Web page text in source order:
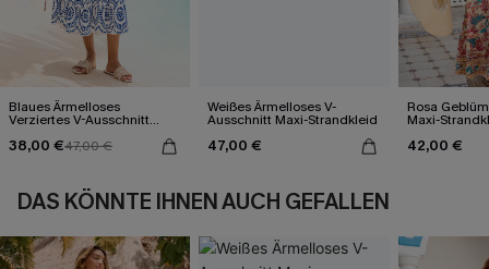
Blaues Ärmelloses
Verziertes V-Ausschnitt
38,00 €47,00 €
Weißes Ärmelloses V-
Ausschnitt Maxi-Strandkleid
47,00 €
Rosa
Maxi-
42,00 €
DAS KÖNNTE IHNEN AUCH GEFALLEN